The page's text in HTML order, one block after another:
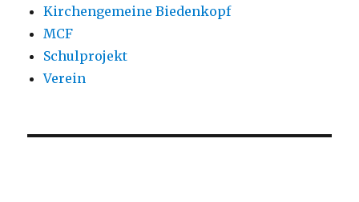
Kirchengemeine Biedenkopf
MCF
Schulprojekt
Verein